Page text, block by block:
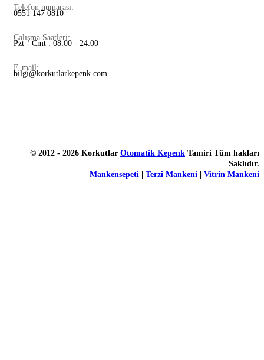
Telefon numarası:
0551 147 0810
Çalışma Saatleri:
Pzt - Cmt : 08:00 - 24:00
E-mail:
bilgi@korkutlarkepenk.com
© 2012 - 2026 Korkutlar Otomatik Kepenk Tamiri Tüm hakları
Saklıdır.
Mankensepeti
Terzi Mankeni Vitrin Mankeni